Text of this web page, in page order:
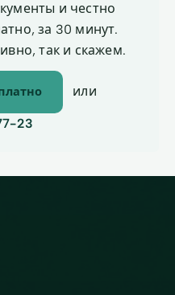
и честно
за 30 минут.
так и скажем.
или
23